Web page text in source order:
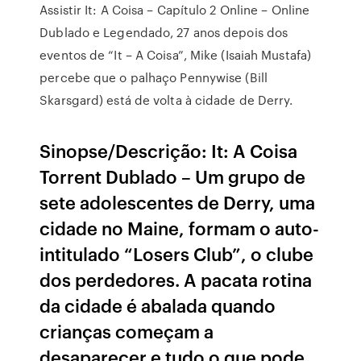
Assistir It: A Coisa – Capítulo 2 Online – Online
Dublado e Legendado, 27 anos depois dos
eventos de “It – A Coisa”, Mike (Isaiah Mustafa)
percebe que o palhaço Pennywise (Bill
Skarsgard) está de volta à cidade de Derry.
Sinopse/Descrição: It: A Coisa
Torrent Dublado – Um grupo de
sete adolescentes de Derry, uma
cidade no Maine, formam o auto-
intitulado “Losers Club”, o clube
dos perdedores. A pacata rotina
da cidade é abalada quando
crianças começam a